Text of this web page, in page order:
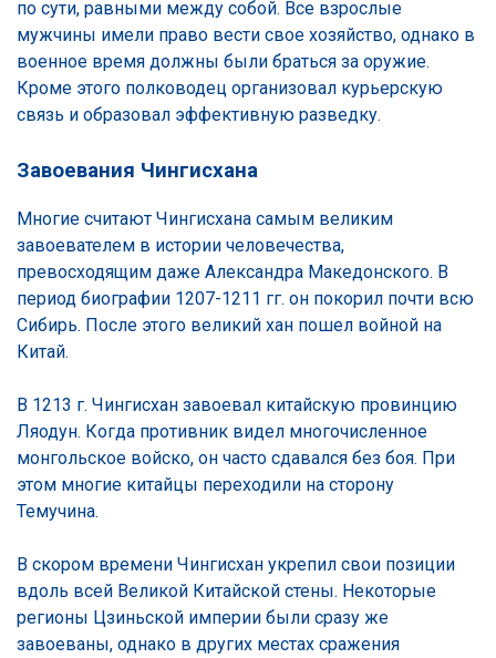
по сути, равными между собой. Все взрослые
мужчины имели право вести свое хозяйство, однако в
военное время должны были браться за оружие.
Кроме этого полководец организовал курьерскую
связь и образовал эффективную разведку.
Завоевания Чингисхана
Многие считают Чингисхана самым великим
завоевателем в истории человечества,
превосходящим даже Александра Македонского. В
период биографии 1207-1211 гг. он покорил почти всю
Сибирь. После этого великий хан пошел войной на
Китай.
В 1213 г. Чингисхан завоевал китайскую провинцию
Ляодун. Когда противник видел многочисленное
монгольское войско, он часто сдавался без боя. При
этом многие китайцы переходили на сторону
Темучина.
В скором времени Чингисхан укрепил свои позиции
вдоль всей Великой Китайской стены. Некоторые
регионы Цзиньской империи были сразу же
завоеваны, однако в других местах сражения